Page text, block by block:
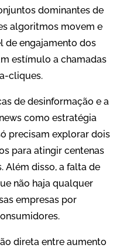
dominantes de
algoritmos movem e
de engajamento dos
estímulo a chamadas
cliques.
de desinformação e a
como estratégia
precisam explorar dois
para atingir centenas
Além disso, a falta de
não haja qualquer
empresas por
direta entre aumento